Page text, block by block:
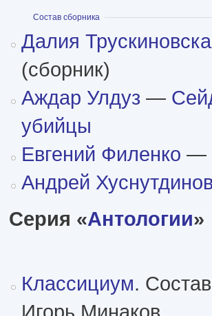
Показать
Состав сборника
Далия
(сборник)
Аждар Улдуз —
убийцы
Евгений Филенко —
Андрей Хуснутдинов
Серия «Антологии»
Классициум.